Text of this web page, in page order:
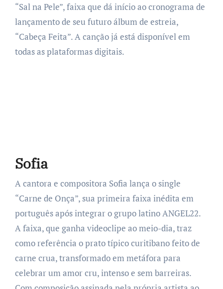
“Sal na Pele”, faixa que dá início ao cronograma de
lançamento de seu futuro álbum de estreia,
“Cabeça Feita”. A canção já está disponível em
todas as plataformas digitais.
Sofia
A cantora e compositora Sofia lança o single
“Carne de Onça”, sua primeira faixa inédita em
português após integrar o grupo latino ANGEL22.
A faixa, que ganha videoclipe ao meio-dia, traz
como referência o prato típico curitibano feito de
carne crua, transformado em metáfora para
celebrar um amor cru, intenso e sem barreiras.